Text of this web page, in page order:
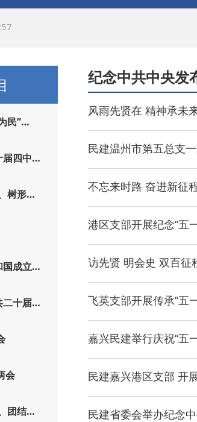
民”…
届四中…
树形…
国成立…
二十届…
会
团结…
纪念中共中央发
风雨先贤在 精神承未
民建温州市第五总支
不忘来时路 奋进新征
港区支部开展纪念“五
访先贤 明会史 双百征
飞英支部开展传承“五
嘉兴民建举行庆祝“五
民建嘉兴港区支部 开
民建省委会举办纪念